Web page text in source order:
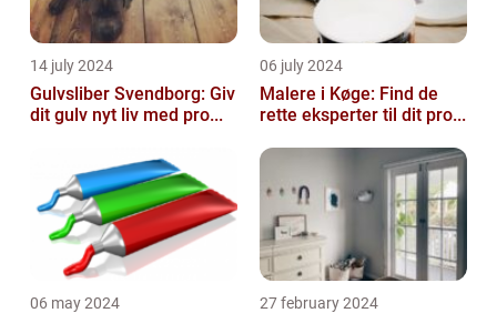
14 july 2024
Gulvsliber Svendborg: Giv
dit gulv nyt liv med pro...
06 july 2024
Malere i Køge: Find de
rette eksperter til dit pro...
06 may 2024 27 february 2024